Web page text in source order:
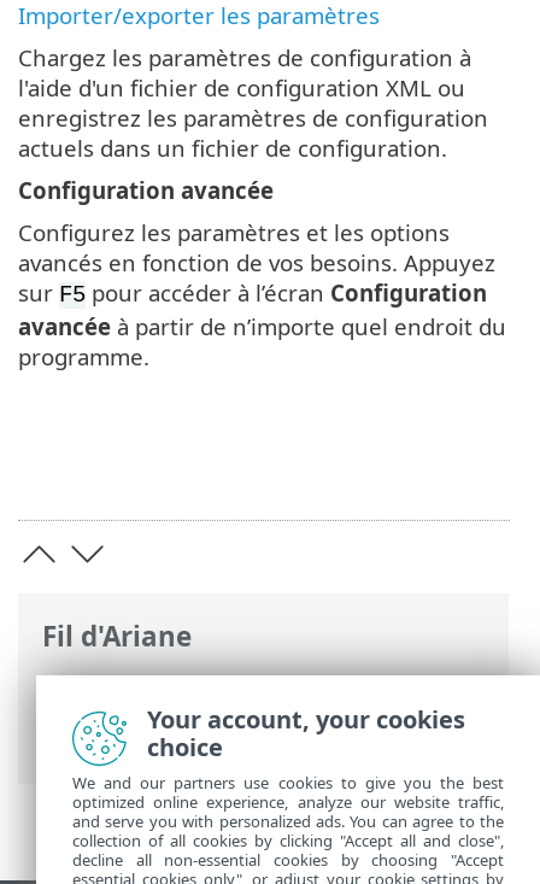
Fil d'Ariane
Aide en ligne d'ESET>ESET Server
Security >Utiliser ESET Server Security>
Configuration
Importer/exporter les paramètres
Chargez les paramètres de configuration à
l'aide d'un fichier de configuration XML ou
enregistrez les paramètres de configuration
actuels dans un fichier de configuration.
Configuration avancée
Configurez les paramètres et les options
avancés en fonction de vos besoins. Appuyez
sur F5 pour accéder à l’écran Configuration
avancée à partir de n’importe quel endroit du
programme.
Your account, your cookies
choice
We and our partners use cookies to give you the best
optimized online experience, analyze our website traffic,
and serve you with personalized ads. You can agree to the
collection of all cookies by clicking "Accept all and close",
decline all non-essential cookies by choosing "Accept
essential cookies only", or adjust your cookie settings by